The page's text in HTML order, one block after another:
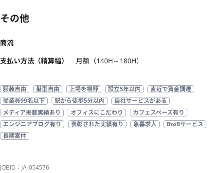
その他
商流
支払い方法（精算幅）
月額（140H～180H）
服装自由 髪型自由 上場を視野 設立5年以内
直近で資金調達
従業員99名以下
駅から徒歩5分以内
自社サービスがある
メディア掲載実績あり
オフィスにこだわり
カフェスペース有り
エンジニアブログ有り
表彰された実績有り 急募求人
BtoBサービス
長期案件
JOBID：JA-054576